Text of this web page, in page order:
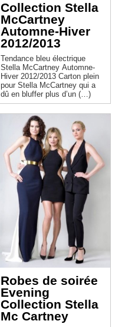
Collection Stella
McCartney
Automne-Hiver
2012/2013
Tendance bleu électrique
Stella McCartney Automne-
Hiver 2012/2013 Carton plein
pour Stella McCartney qui a
dû en bluffer plus d’un (…)
Robes de soirée
Evening
Collection Stella
Mc Cartney